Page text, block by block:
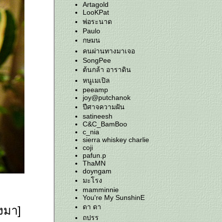
มา]
Artagold
LooKPat
พ่อระนาด
Paulo
กษมน
คนผ่านทางมาเจอ
SongPee
ต้นกล้า อาราดิน
หนูเมเปิล
peeamp
joy@putchanok
ปีศาจความฝัน
satineesh
C&C_BamBoo
c_nia
sierra whiskey charlie
coji
pafun.p
ThaMN
doyngam
มะโรง
mamminnie
You're My SunshinE
ดา ดา
ถปรร